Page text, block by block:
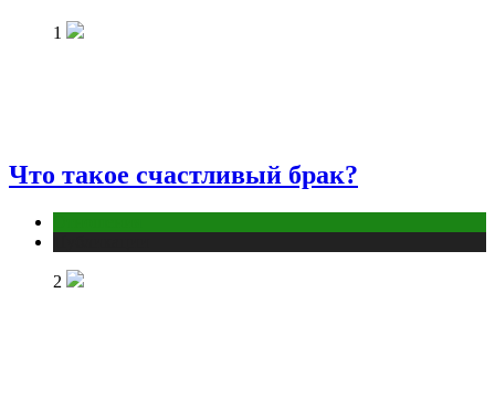
1
Что такое счастливый брак?
2